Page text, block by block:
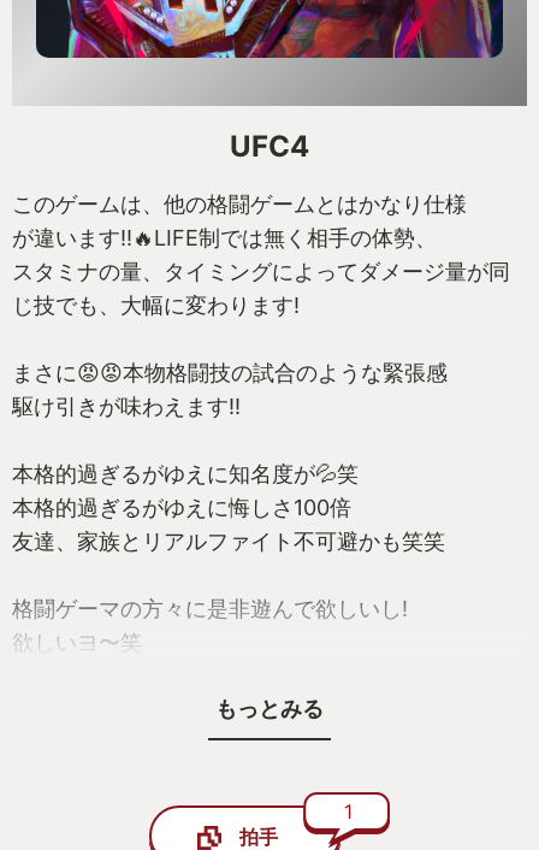
UFC4
このゲームは、他の格闘ゲームとはかなり仕様
が違います!!🔥LIFE制では無く相手の体勢、
スタミナの量、タイミングによってダメージ量が同
じ技でも、大幅に変わります!
まさに😡😡本物格闘技の試合のような緊張感
駆け引きが味わえます!!
本格的過ぎるがゆえに知名度が💦笑
本格的過ぎるがゆえに悔しさ100倍
友達、家族とリアルファイト不可避かも笑笑
格闘ゲーマの方々に是非遊んで欲しいし!
欲しいヨ〜笑
どうかＵＦＣ4をよろしくお願いします🙇🙇
もっとみる
拍手
1